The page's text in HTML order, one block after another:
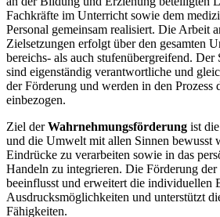
Fachkräfte im Unterricht sowie dem
Personal gemeinsam realisiert. Die Arbeit
Zielsetzungen erfolgt über den gesamten
bereichs- als auch stufenübergreifend. Der
sind eigenständig verantwortliche und
der Förderung und werden in den Prozess
einbezogen.
Ziel derWahrnehmungsförderung ist
und die Umwelt mit allen Sinnen bewusst
Eindrücke zu verarbeiten sowie in das
Handeln zu integrieren. Die Förderung der
beeinflusst und erweitert die individuellen
Ausdrucksmöglichkeiten und unterstützt
Fähigkeiten.